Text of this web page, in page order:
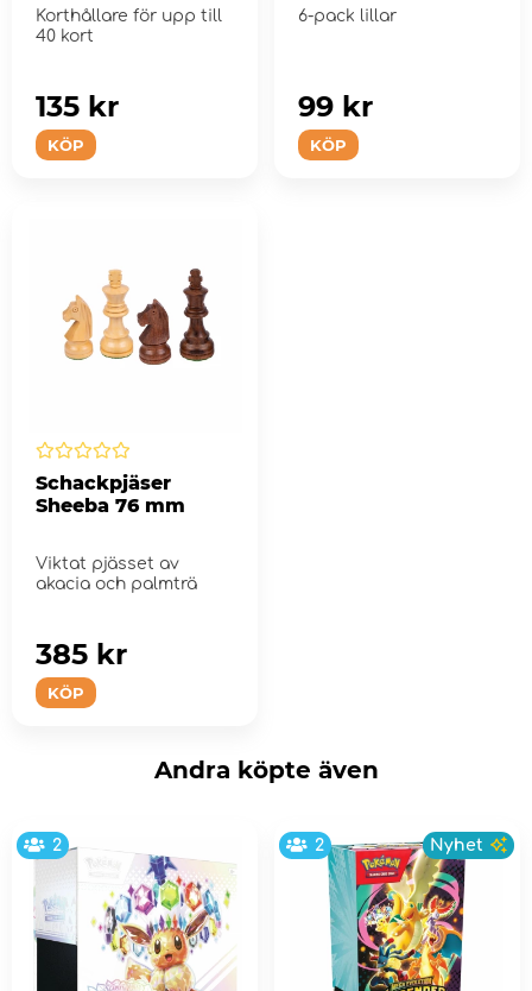
Korthållare för upp till
40 kort
KÖP
135 kr
6-pack lillar
KÖP
99 kr
Schackpjäser
Sheeba 76 mm
Viktat pjässet av
akacia och palmträ
KÖP
385 kr
Andra köpte även
2 2 Nyhet